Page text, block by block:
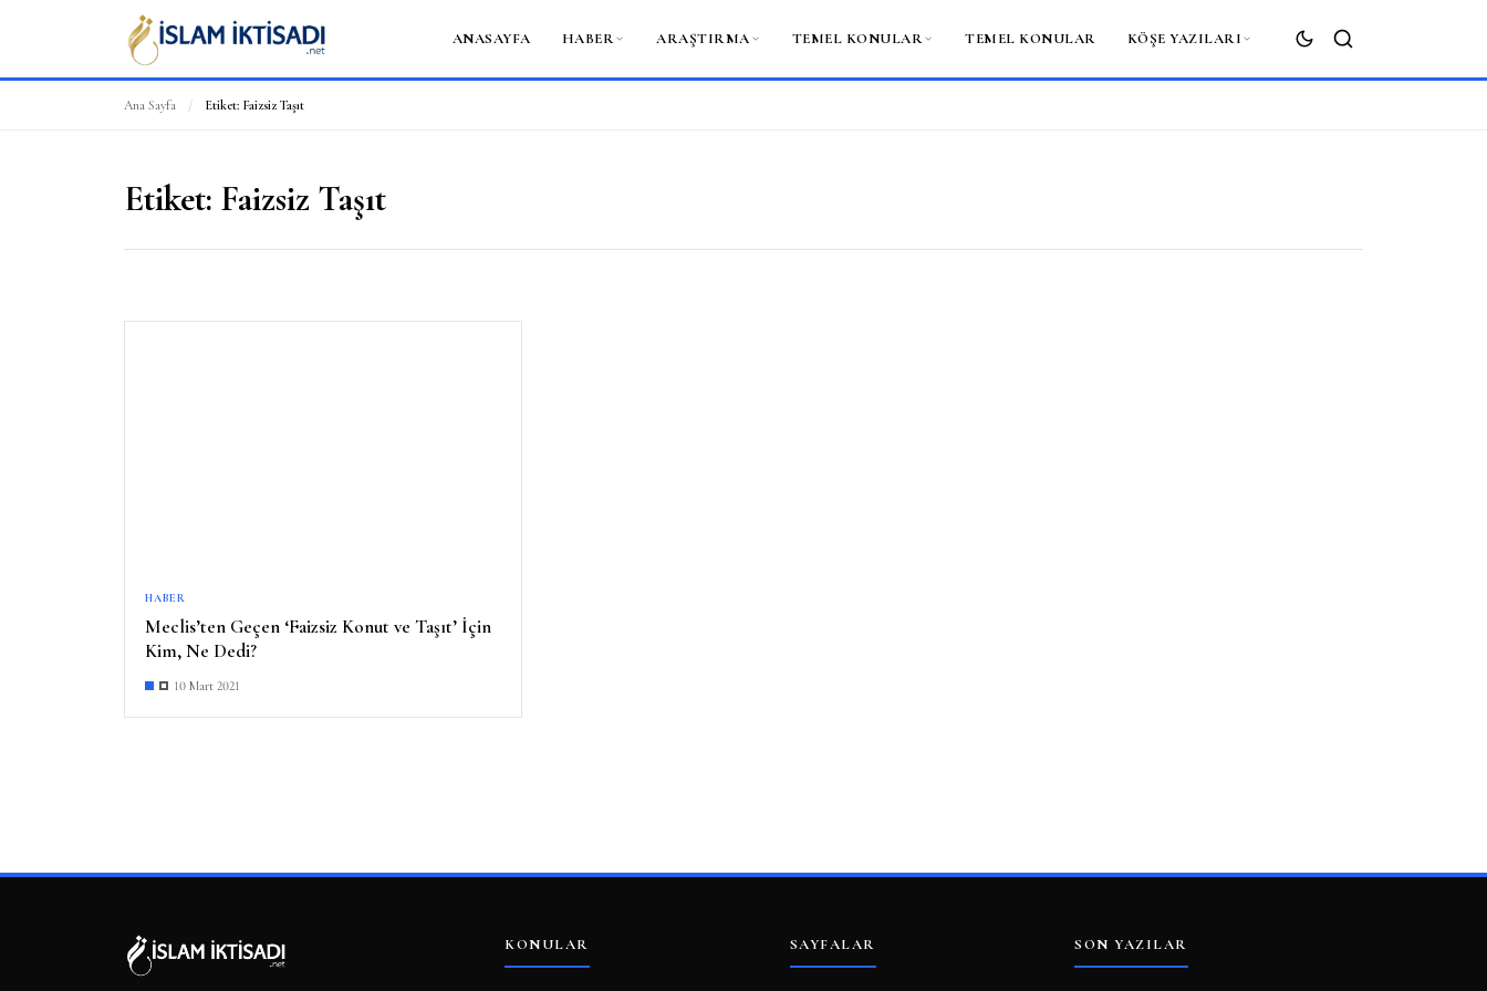
ANASAYFA HABER ARAŞTIRMA TEMEL KONULAR TEMEL KONULAR KÖŞE YAZILARI
ARA
Ana Sayfa / Etiket: Faizsiz Taşıt
Etiket: Faizsiz Taşıt
HABER
Meclis’ten Geçen ‘Faizsiz Konut ve Taşıt’ İçin
Kim, Ne Dedi?
10 Mart 2021
KONULAR SAYFALAR SON YAZILAR